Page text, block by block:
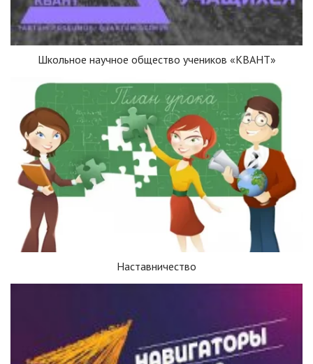
Школьное научное общество учеников «КВАНТ»
Наставничество